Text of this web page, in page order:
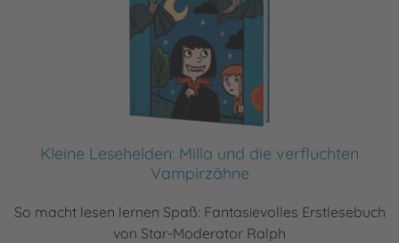
Kleine Lesehelden: Milla und die verfluchten
Vampirzähne
So macht lesen lernen Spaß: Fantasievolles Erstlesebuch
von Star-Moderator Ralph